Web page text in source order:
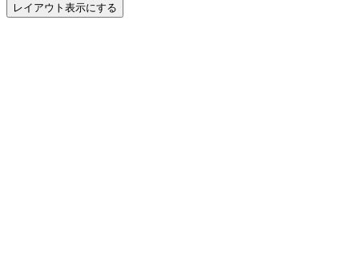
レイアウト表示にする